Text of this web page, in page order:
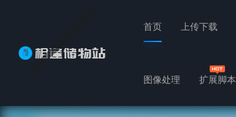
首页 上传下载
图像处理 扩展脚本